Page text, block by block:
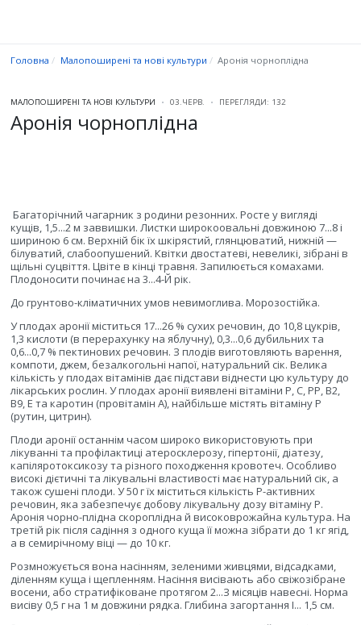
Головна Малопоширені та нові культури Аронія чорноплідна
МАЛОПОШИРЕНІ ТА НОВІ КУЛЬТУРИ 03.ЧЕРВ. ПЕРЕГЛЯДИ: 132
Аронія чорноплідна
Багаторічний чагарник з родини резонних. Росте у вигляді
кущів, 1,5...2 м заввишки. Листки широкоовальні довжиною 7...8 і
шириною 6 см. Верхній бік їх шкірястий, глянцюватий, нижній —
білуватий, слабоопушений. Квітки двостатеві, невеликі, зібрані в
щільні суцвіття. Цвіте в кінці травня. Запилюється комахами.
Плодоносити починає на 3...4-Й рік.
До грунтово-кліматичних умов невимоглива. Морозостійка.
У плодах аронії міститься 17...26 % сухих речовин, до 10,8 цукрів,
1,3 кислоти (в перерахунку на яблучну), 0,3...0,6 дубильних та
0,6...0,7 % пектинових речовин. З плодів виготовляють варення,
компоти, джем, безалкогольні напої, натуральний сік. Велика
кількість у плодах вітамінів дає підстави віднести цю культуру до
лікарських рослин. У плодах аронії виявлені вітаміни Р, С, РР, В2,
В9, Е та каротин (провітамін А), найбільше містять вітаміну Р
(рутин, цитрин).
Плоди аронії останнім часом широко використовують при
лікуванні та профілактиці атеросклерозу, гіпертонії, діатезу,
капіляротоксикозу та різного походження кровотеч. Особливо
високі дієтичні та лікувальні властивості має натуральний сік, а
також сушені плоди. У 50 г їх міститься кількість Р-активних
речовин, яка забезпечує добову лікувальну дозу вітаміну Р.
Аронія чорно-плідна скороплідна й високоврожайна культура. На
третій рік після садіння з одного куща її можна зібрати до 1 кг ягід,
а в семирічному віці — до 10 кг.
Розмножується вона насінням, зеленими живцями, відсадками,
діленням куща і щепленням. Насіння висівають або свіжозібране
восени, або стратифіковане протягом 2...З місяців навесні. Норма
висіву 0,5 г на 1 м довжини рядка. Глибина загортання І... 1,5 см.